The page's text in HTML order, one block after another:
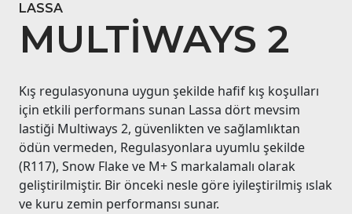
LASSA
MULTIWAYS 2
Kış regulasyonuna uygun şekilde hafif kış koşulları
için etkili performans sunan Lassa dört mevsim
lastiği Multiways 2, güvenlikten ve sağlamlıktan
ödün vermeden, Regulasyonlara uyumlu şekilde
(R117), Snow Flake ve M+ S markalamalı olarak
geliştirilmiştir. Bir önceki nesle göre iyileştirilmiş ıslak
ve kuru zemin performansı sunar.